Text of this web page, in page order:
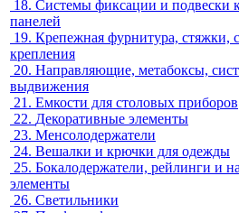
18. Системы фиксации и подвески
панелей
19. Крепежная фурнитура, стяжки,
крепления
20. Направляющие, метабоксы,
выдвижения
21. Емкости для столовых приборов
22. Декоративные элементы
23. Менсолодержатели
24. Вешалки и крючки для одежды
25. Бокалодержатели, рейлинги и
элементы
26. Светильники